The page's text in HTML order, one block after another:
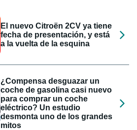
El nuevo Citroën 2CV ya tiene
fecha de presentación, y está
a la vuelta de la esquina
¿Compensa desguazar un
coche de gasolina casi nuevo
para comprar un coche
eléctrico? Un estudio
desmonta uno de los grandes
mitos